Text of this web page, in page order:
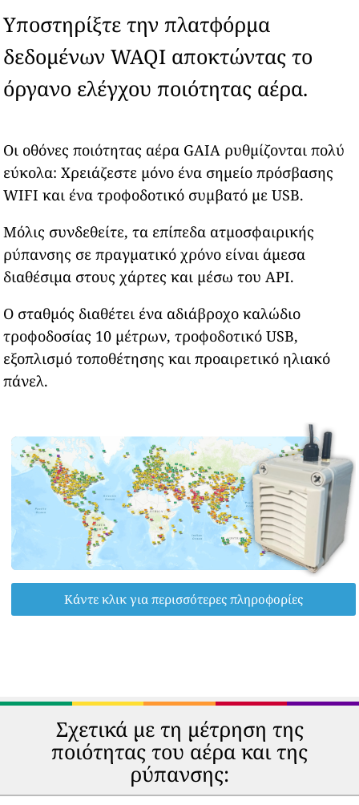
Υποστηρίξτε την πλατφόρμα
δεδομένων WAQI αποκτώντας το
όργανο ελέγχου ποιότητας αέρα.
Οι οθόνες ποιότητας αέρα GAIA ρυθμίζονται πολύ
εύκολα: Χρειάζεστε μόνο ένα σημείο πρόσβασης
WIFI και ένα τροφοδοτικό συμβατό με USB.
Μόλις συνδεθείτε, τα επίπεδα ατμοσφαιρικής
ρύπανσης σε πραγματικό χρόνο είναι άμεσα
διαθέσιμα στους χάρτες και μέσω του API.
Ο σταθμός διαθέτει ένα αδιάβροχο καλώδιο
τροφοδοσίας 10 μέτρων, τροφοδοτικό USB,
εξοπλισμό τοποθέτησης και προαιρετικό ηλιακό
πάνελ.
Κάντε κλικ για περισσότερες πληροφορίες
Σχετικά με τη μέτρηση της
ποιότητας του αέρα και της
ρύπανσης: